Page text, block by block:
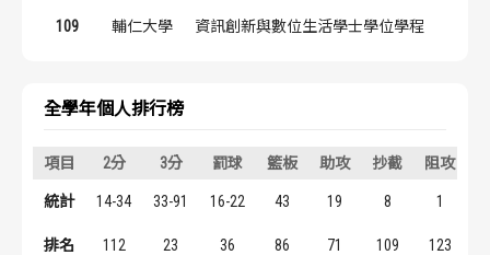
109 輔仁大學 資訊創新與數位生活學士學位學程
全學年個人排行榜
項目 2分 3分 罰球 籃板 助攻 抄截 阻攻
統計 14-34 33-91 16-22 43 19 8 1
排名 112 23 36 86 71 109 123